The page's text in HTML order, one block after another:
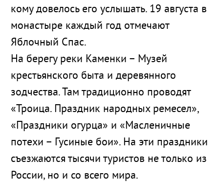
кому довелось его услышать. 19 августа в
монастыре каждый год отмечают
Яблочный Спас.
На берегу реки Каменки – Музей
крестьянского быта и деревянного
зодчества. Там традиционно проводят
«Троица. Праздник народных ремесел»,
«Праздники огурца» и «Масленичные
потехи – Гусиные бои». На эти праздники
съезжаются тысячи туристов не только из
России, но и со всего мира.